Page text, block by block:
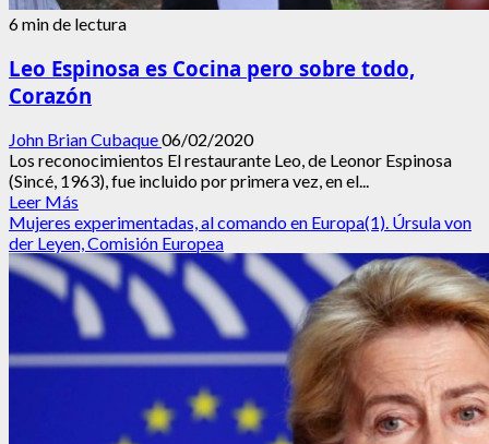
6 min de lectura
Leo Espinosa es Cocina pero sobre todo,
Corazón
John Brian Cubaque06/02/2020
Los reconocimientos El restaurante Leo, de Leonor Espinosa
(Sincé, 1963), fue incluido por primera vez, en el...
Leer Más
más
acerca
de
Leo
Espinosa
es
Cocina
pero
Mujeres experimentadas, al comando en Europa(1). Úrsula von
der Leyen, Comisión Europea